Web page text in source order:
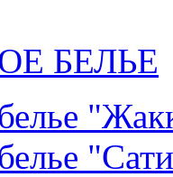
БЕЛЬЕ